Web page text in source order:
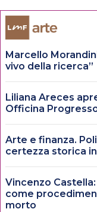
Marcello
vivo della ricerca”
Liliana Areces
Officina
Arte e finanza.
certezza storica
Vincenzo
come
morto